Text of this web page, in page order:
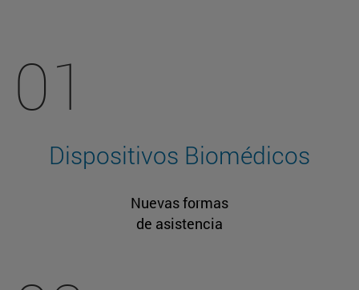
01
Dispositivos Biomédicos
Nuevas formas
de asistencia